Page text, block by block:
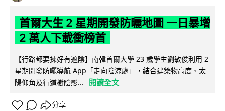
首爾大生 2 星期開發防曬地圖 一日暴增
2 萬人下載衝榜首
【行路都要揀好有遮陰】南韓首爾大學 23 歲學生劉敏俊利用 2
星期開發防曬導航 App「走向陰涼處」，結合建築物高度、太
陽仰角及行道樹陰影...
閱讀全文
分享